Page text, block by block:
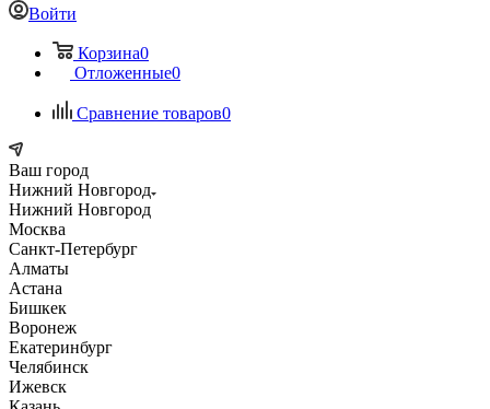
Войти
Корзина0
Отложенные0
Сравнение товаров0
Ваш город
Нижний Новгород
Нижний Новгород
Москва
Санкт-Петербург
Алматы
Астана
Бишкек
Воронеж
Екатеринбург
Челябинск
Ижевск